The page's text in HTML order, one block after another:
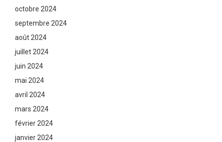
octobre 2024
septembre 2024
août 2024
juillet 2024
juin 2024
mai 2024
avril 2024
mars 2024
février 2024
janvier 2024